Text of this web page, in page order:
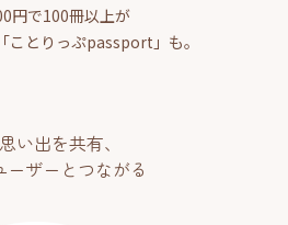
円で100冊以上が
ことりっぷpassport」も。
い出を共有、
ーザーとつながる